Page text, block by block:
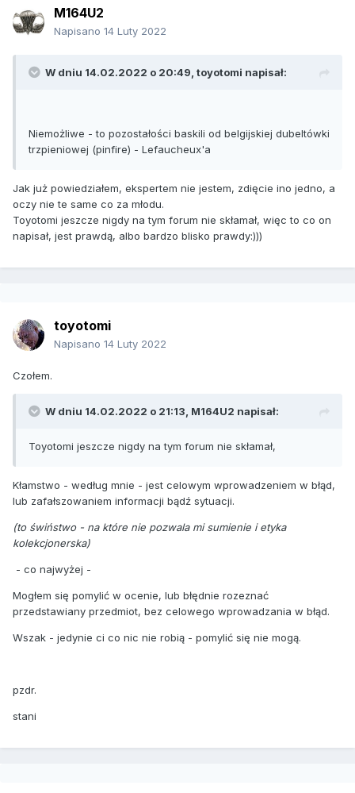
M164U2
Napisano 14 Luty 2022
W dniu 14.02.2022 o 20:49, toyotomi napisał:
Niemożliwe - to pozostałości baskili od belgijskiej dubeltówki
trzpieniowej (pinfire) - Lefaucheux'a
Jak już powiedziałem, ekspertem nie jestem, zdięcie ino jedno, a
oczy nie te same co za młodu.
Toyotomi jeszcze nigdy na tym forum nie skłamał, więc to co on
napisał, jest prawdą, albo bardzo blisko prawdy:)))
toyotomi
Napisano 14 Luty 2022
Czołem.
W dniu 14.02.2022 o 21:13, M164U2 napisał:
Toyotomi jeszcze nigdy na tym forum nie skłamał,
Kłamstwo - według mnie - jest celowym wprowadzeniem w błąd,
lub zafałszowaniem informacji bądź sytuacji.
(to świństwo - na które nie pozwala mi sumienie i etyka
kolekcjonerska)
- co najwyżej -
Mogłem się pomylić w ocenie, lub błędnie rozeznać
przedstawiany przedmiot, bez celowego wprowadzania w błąd.
Wszak - jedynie ci co nic nie robią - pomylić się nie mogą.
pzdr.
stani